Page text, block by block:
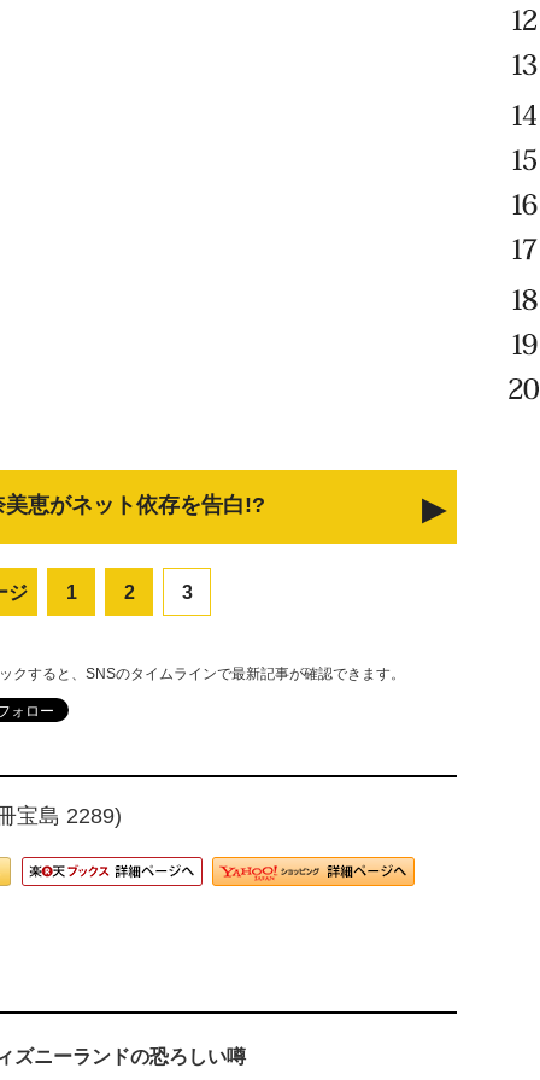
美恵がネット依存を告白!?
ジ 1 2 3
クすると、SNSのタイムラインで最新記事が確認できます。
宝島 2289)
ズニーランドの恐ろしい噂